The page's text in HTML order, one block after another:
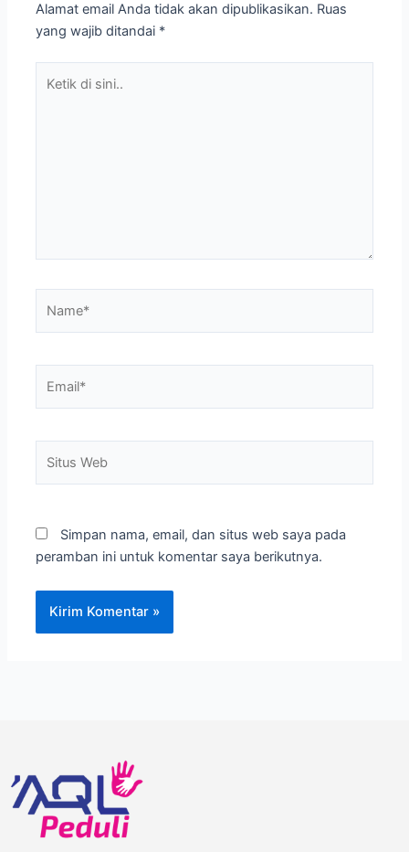
Alamat email Anda tidak akan dipublikasikan. Ruas
yang wajib ditandai *
Simpan nama, email, dan situs web saya pada
peramban ini untuk komentar saya berikutnya.